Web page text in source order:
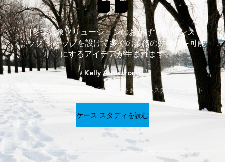
[冬季気象ソリューションのおかげで]、ワンスト
ップ ショップを設けて多くの業務の効率化を可能
にするアイデアが生まれます。
Kelly Armstrong
ミネアポリス公園管理局、プロジェクトおよびシステム アナリスト
ケース スタディを読む